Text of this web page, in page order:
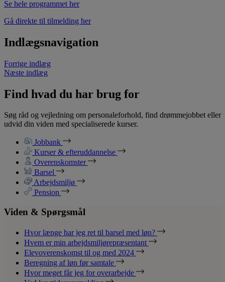
Se hele programmet her
Gå direkte til tilmelding her
Indlægsnavigation
Forrige indlæg
Næste indlæg
Find hvad du har brug for
Søg råd og vejledning om personaleforhold, find drømmejobbet eller
udvid din viden med specialiserede kurser.
Jobbank
Kurser & efteruddannelse
Overenskomster
Barsel
Arbejdsmiljø
Pension
Viden & Spørgsmål
Hvor længe har jeg ret til barsel med løn?
Hvem er min arbejdsmiljørepræsentant
Elevoverenskomst til og med 2024
Beregning af løn før samtale
Hvor meget får jeg for overarbejde